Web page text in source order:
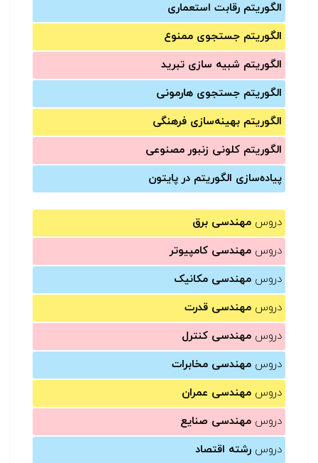
الگوریتم رقابت استعماری
الگوریتم جستجوی ممنوع
الگوریتم شبیه سازی تبرید
الگوریتم جستجوی هارمونی
الگوریتم بهینه‌سازی فرهنگی
الگوریتم کلونی زنبور مصنوعی
پیاده‌سازی الگوریتم در پایتون
دروس مهندسی برق
دروس مهندسی کامپیوتر
دروس مهندسی مکانیک
دروس مهندسی قدرت
دروس مهندسی کنترل
دروس مهندسی مخابرات
دروس مهندسی عمران
دروس مهندسی صنایع
دروس رشته اقتصاد